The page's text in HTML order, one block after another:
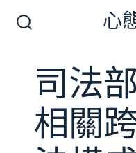
切
換
心
司法
相關